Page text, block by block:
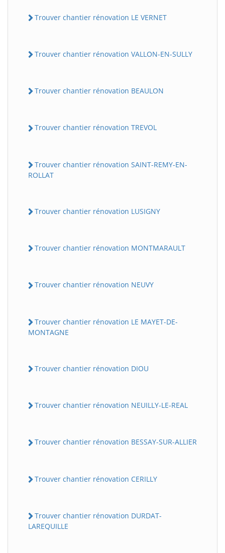
Trouver chantier rénovation LE VERNET
Trouver chantier rénovation VALLON-EN-SULLY
Trouver chantier rénovation BEAULON
Trouver chantier rénovation TREVOL
Trouver chantier rénovation SAINT-REMY-EN-
ROLLAT
Trouver chantier rénovation LUSIGNY
Trouver chantier rénovation MONTMARAULT
Trouver chantier rénovation NEUVY
Trouver chantier rénovation LE MAYET-DE-
MONTAGNE
Trouver chantier rénovation DIOU
Trouver chantier rénovation NEUILLY-LE-REAL
Trouver chantier rénovation BESSAY-SUR-ALLIER
Trouver chantier rénovation CERILLY
Trouver chantier rénovation DURDAT-
LAREQUILLE